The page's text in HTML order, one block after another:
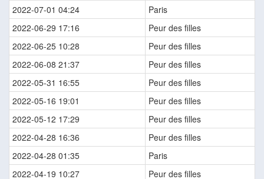
2022-07-01 04:24
Paris
2022-06-29 17:16
Peur des filles
2022-06-25 10:28
Peur des filles
2022-06-08 21:37
Peur des filles
2022-05-31 16:55
Peur des filles
2022-05-16 19:01
Peur des filles
2022-05-12 17:29
Peur des filles
2022-04-28 16:36
Peur des filles
2022-04-28 01:35
Paris
2022-04-19 10:27
Peur des filles